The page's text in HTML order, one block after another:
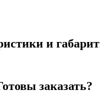
и
заказать?